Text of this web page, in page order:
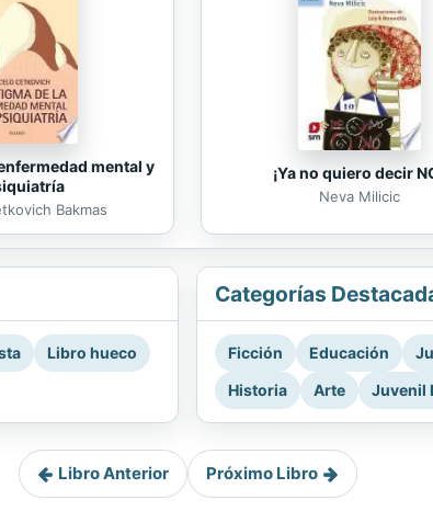
mental y
Bakmas
¡Ya no quiero decir
Neva Milicic
Libro hueco
Categorías
Ficción Educación
Historia
Arte Juvenil
Libro Anterior Próximo Libro